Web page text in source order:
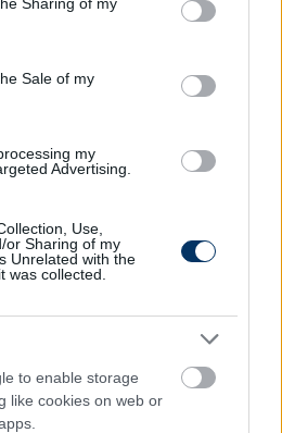
and its third-party tags to
purposes in below Google
Sale of my
my
Advertising.
Use,
or Sharing of my
Unrelated with the
was collected.
to enable storage
like cookies on web or